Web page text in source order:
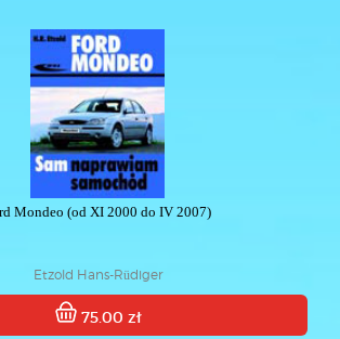
Mondeo (od XI 2000 do IV 2007)
Etzold Hans-Rüdiger
75.00 zł